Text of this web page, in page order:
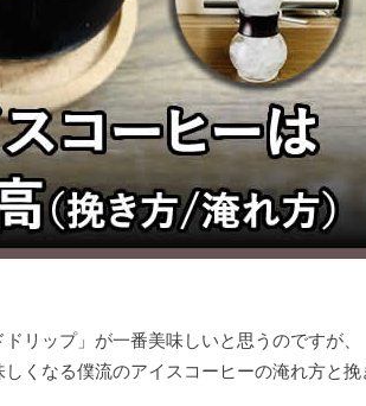
リップ」が一番美味しいと思うのですが、
くなる僕流のアイスコーヒーの淹れ方と挽